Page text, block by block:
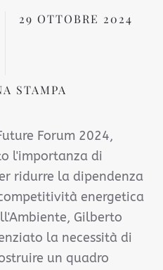
29 OTTOBRE 2024
STAMPA
Forum 2024,
l'importanza di
ridurre la dipendenza
energetica
Gilberto
la necessità di
un quadro